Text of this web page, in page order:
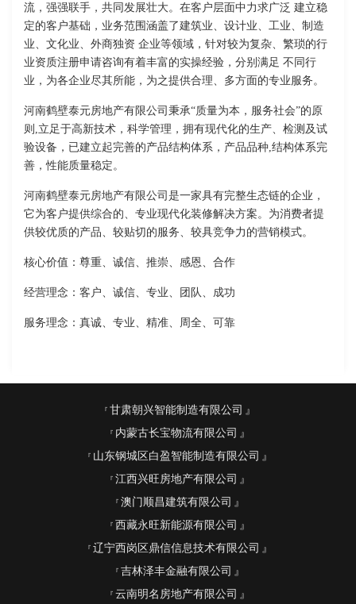
流，强强联手，共同发展壮大。在客户层面中力求广泛 建立稳
定的客户基础，业务范围涵盖了建筑业、设计业、工业、制造
业、文化业、外商独资 企业等领域，针对较为复杂、繁琐的行
业资质注册申请咨询有着丰富的实操经验，分别满足 不同行
业，为各企业尽其所能，为之提供合理、多方面的专业服务。
河南鹤壁泰元房地产有限公司秉承“质量为本，服务社会”的原
则,立足于高新技术，科学管理，拥有现代化的生产、检测及试
验设备，已建立起完善的产品结构体系，产品品种,结构体系完
善，性能质量稳定。
河南鹤壁泰元房地产有限公司是一家具有完整生态链的企业，
它为客户提供综合的、专业现代化装修解决方案。为消费者提
供较优质的产品、较贴切的服务、较具竞争力的营销模式。
核心价值：尊重、诚信、推崇、感恩、合作
经营理念：客户、诚信、专业、团队、成功
服务理念：真诚、专业、精准、周全、可靠
甘肃朝兴智能制造有限公司
内蒙古长宝物流有限公司
山东钢城区白盈智能制造有限公司
江西兴旺房地产有限公司
澳门顺昌建筑有限公司
西藏永旺新能源有限公司
辽宁西岗区鼎信信息技术有限公司
吉林泽丰金融有限公司
云南明名房地产有限公司